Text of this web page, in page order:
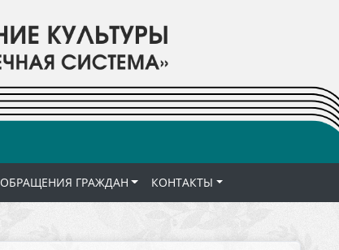
ОБРАЩЕНИЯ ГРАЖДАН КОНТАКТЫ